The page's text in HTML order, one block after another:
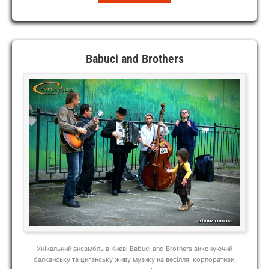
Babuci and Brothers
Унікальний ансамбль в Києві Babuci and Brothers виконуючий
балканську та циганську живу музику на весілля, корпоративи,